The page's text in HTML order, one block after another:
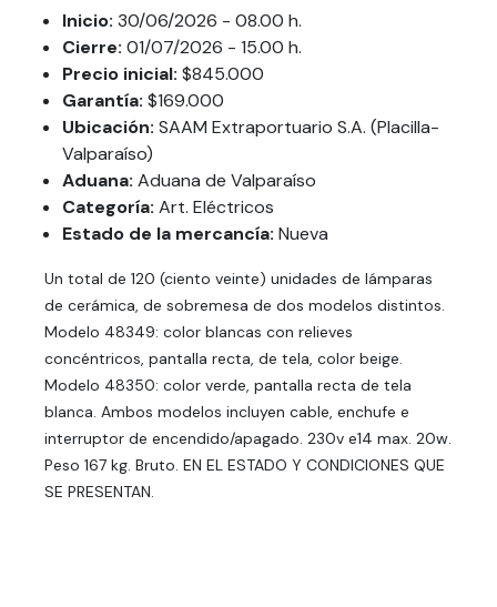
Inicio: 30/06/2026 - 08.00 h.
Cierre: 01/07/2026 - 15.00 h.
Precio inicial: $845.000
Garantía: $169.000
Ubicación: SAAM Extraportuario S.A. (Placilla-
Valparaíso)
Aduana: Aduana de Valparaíso
Categoría: Art. Eléctricos
Estado de la mercancía: Nueva
Un total de 120 (ciento veinte) unidades de lámparas
de cerámica, de sobremesa de dos modelos distintos.
Modelo 48349: color blancas con relieves
concéntricos, pantalla recta, de tela, color beige.
Modelo 48350: color verde, pantalla recta de tela
blanca. Ambos modelos incluyen cable, enchufe e
interruptor de encendido/apagado. 230v e14 max. 20w.
Peso 167 kg. Bruto. EN EL ESTADO Y CONDICIONES QUE
SE PRESENTAN.